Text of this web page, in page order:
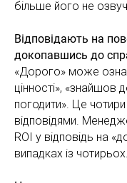
більше його не
Відповідають на
докопавшись до
«Дорого» може
цінності»,
погодити». Це чотири
відповідями.
ROI у відповідь на
випадках із чотирьох.